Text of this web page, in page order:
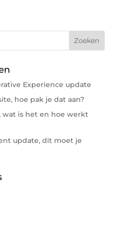
Experience update
hoe pak je dat aan?
wat is het en hoe werkt
update, dit moet je